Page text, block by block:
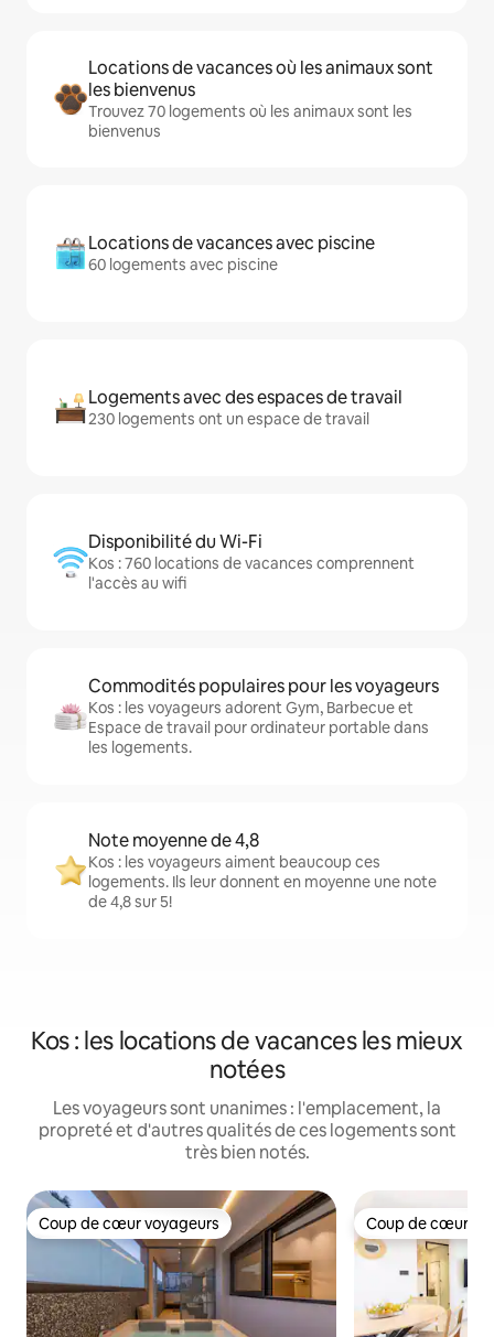
Locations de vacances où les animaux sont
les bienvenus
Trouvez 70 logements où les animaux sont les
bienvenus
Locations de vacances avec piscine
60 logements avec piscine
Logements avec des espaces de travail
230 logements ont un espace de travail
Disponibilité du Wi-Fi
Kos : 760 locations de vacances comprennent
l'accès au wifi
Commodités populaires pour les voyageurs
Kos : les voyageurs adorent Gym, Barbecue et
Espace de travail pour ordinateur portable dans
les logements.
Note moyenne de 4,8
Kos : les voyageurs aiment beaucoup ces
logements. Ils leur donnent en moyenne une note
de 4,8 sur 5!
Kos : les locations de vacances les mieux
notées
Les voyageurs sont unanimes : l'emplacement, la
propreté et d'autres qualités de ces logements sont
très bien notés.
Coup de cœur voyageurs
Coup de cœur voyageurs Coup de cœur
Coup de cœur